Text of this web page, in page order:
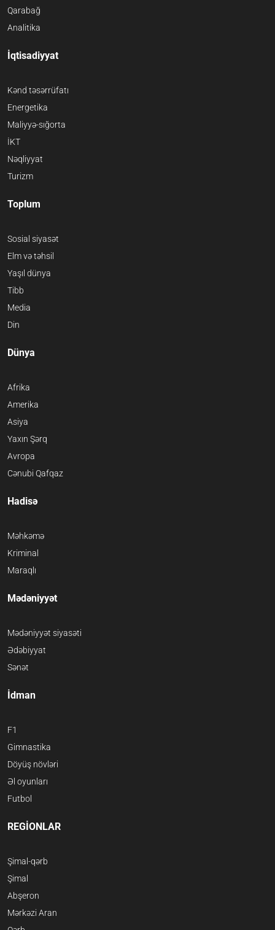
Qarabağ
Analitika
İqtisadiyyat
Kənd təsərrüfatı
Energetika
Maliyyə-sığorta
İKT
Nəqliyyat
Turizm
Toplum
Sosial siyasət
Elm və təhsil
Yaşıl dünya
Tibb
Media
Din
Dünya
Afrika
Amerika
Asiya
Yaxın Şərq
Avropa
Cənubi Qafqaz
Hadisə
Məhkəmə
Kriminal
Maraqlı
Mədəniyyət
Mədəniyyət siyasəti
Ədəbiyyat
Sənət
İdman
F1
Gimnastika
Döyüş növləri
Əl oyunları
Futbol
REGİONLAR
Şimal-qərb
Şimal
Abşeron
Mərkəzi Aran